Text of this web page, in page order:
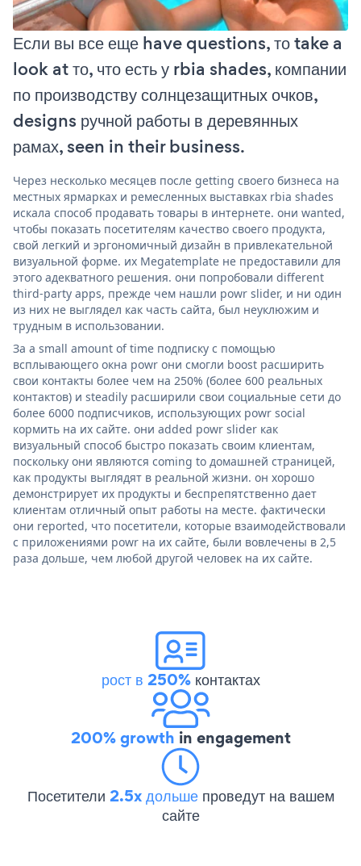
Если вы все еще have questions, то take a
look at то, что есть у rbia shades, компании
по производству солнцезащитных очков,
designs ручной работы в деревянных
рамах, seen in their business.
Через несколько месяцев после getting своего бизнеса на
местных ярмарках и ремесленных выставках rbia shades
искала способ продавать товары в интернете. они wanted,
чтобы показать посетителям качество своего продукта,
свой легкий и эргономичный дизайн в привлекательной
визуальной форме. их Megatemplate не предоставили для
этого адекватного решения. они попробовали different
third-party apps, прежде чем нашли powr slider, и ни один
из них не выглядел как часть сайта, был неуклюжим и
трудным в использовании.
За a small amount of time подписку с помощью
всплывающего окна powr они смогли boost расширить
свои контакты более чем на 250% (более 600 реальных
контактов) и steadily расширили свои социальные сети до
более 6000 подписчиков, использующих powr social
кормить на их сайте. они added powr slider как
визуальный способ быстро показать своим клиентам,
поскольку они являются coming to домашней страницей,
как продукты выглядят в реальной жизни. он хорошо
демонстрирует их продукты и беспрепятственно дает
клиентам отличный опыт работы на месте. фактически
они reported, что посетители, которые взаимодействовали
с приложениями powr на их сайте, были вовлечены в 2,5
раза дольше, чем любой другой человек на их сайте.
рост в 250%контактах
200% growth in engagement
Посетители 2.5x дольше проведут на вашем
сайте